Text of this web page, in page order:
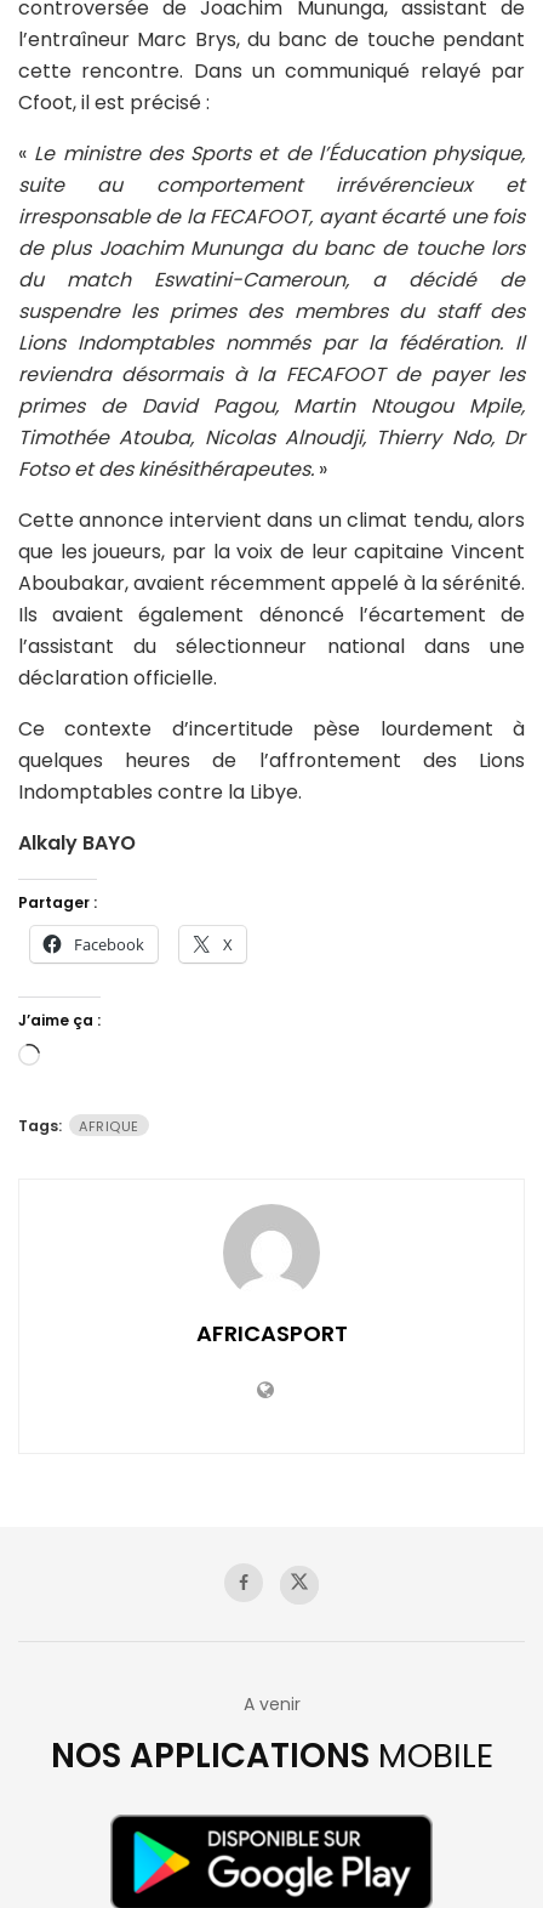
controversée de Joachim Mununga, assistant de
l’entraîneur Marc Brys, du banc de touche pendant
cette rencontre. Dans un communiqué relayé par
Cfoot, il est précisé :
« Le ministre des Sports et de l’Éducation physique,
suite au comportement irrévérencieux et
irresponsable de la FECAFOOT, ayant écarté une fois
de plus Joachim Mununga du banc de touche lors
du match Eswatini-Cameroun, a décidé de
suspendre les primes des membres du staff des
Lions Indomptables nommés par la fédération. Il
reviendra désormais à la FECAFOOT de payer les
primes de David Pagou, Martin Ntougou Mpile,
Timothée Atouba, Nicolas Alnoudji, Thierry Ndo, Dr
Fotso et des kinésithérapeutes. »
Cette annonce intervient dans un climat tendu, alors
que les joueurs, par la voix de leur capitaine Vincent
Aboubakar, avaient récemment appelé à la sérénité.
Ils avaient également dénoncé l’écartement de
l’assistant du sélectionneur national dans une
déclaration officielle.
Ce contexte d’incertitude pèse lourdement à
quelques heures de l’affrontement des Lions
Indomptables contre la Libye.
Alkaly BAYO
Partager :
Facebook X
J’aime ça :
Chargement…
Tags: AFRIQUE
AFRICASPORT
A venir
NOS APPLICATIONS MOBILE